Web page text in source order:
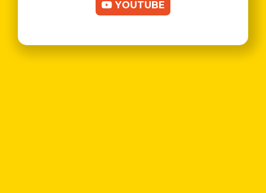
YOUTUBE